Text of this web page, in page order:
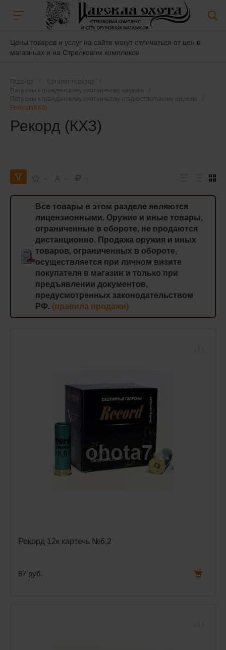
Цены товаров и услуг на сайте могут отличаться от цен в
магазинах и на Стрелковом комплексе
Главная Каталог товаров
Патроны к гражданскому охотничьему оружию
Патроны к гражданскому охотничьему гладкоствольному оружию
Рекорд (КХЗ)
Рекорд (КХЗ)
A
Все товары в этом разделе являются
лицензионными. Оружие и иные товары,
ограниченные в обороте, не продаются
дистанционно. Продажа оружия и иных
товаров, ограниченных в обороте,
осуществляется при личном визите
покупателя в магазин и только при
предъявлении документов,
предусмотренных законодательством
РФ. (правила продажи)
Рекорд 12к картечь №6,2
87 руб.